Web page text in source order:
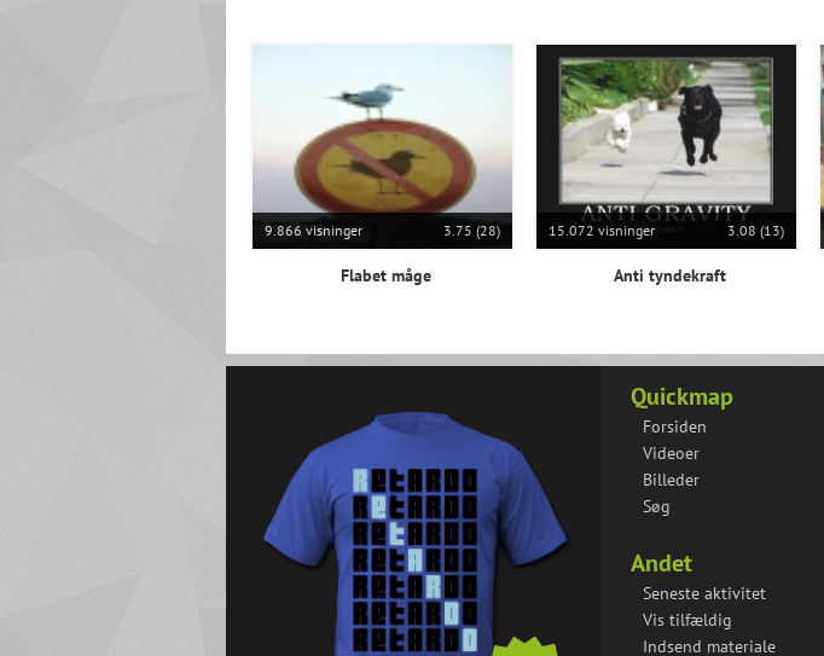
9.866 visninger 3.75 (28)
Flabet måge
15.072 visninger 3.08 (13)
Anti tyndekraft
Quickmap
Forsiden
Videoer
Billeder
Søg
Andet
Seneste aktivitet
Vis tilfældig
Indsend materiale